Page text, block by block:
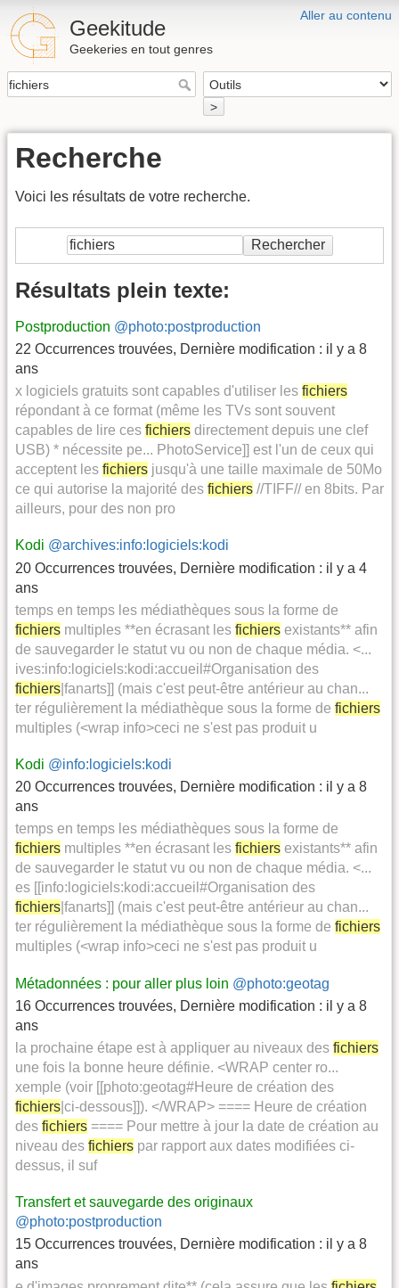
Aller au contenu
Geekitude
Geekeries en tout genres
>
Recherche
Voici les résultats de votre recherche.
Rechercher
Résultats plein texte:
Postproduction @photo:postproduction
22 Occurrences trouvées, Dernière modification : il y a 8
ans
x logiciels gratuits sont capables d'utiliser les fichiers
répondant à ce format (même les TVs sont souvent
capables de lire ces fichiers directement depuis une clef
USB) * nécessite pe... PhotoService]] est l'un de ceux qui
acceptent les fichiers jusqu'à une taille maximale de 50Mo
ce qui autorise la majorité des fichiers //TIFF// en 8bits. Par
ailleurs, pour des non pro
Kodi @archives:info:logiciels:kodi
20 Occurrences trouvées, Dernière modification : il y a 4
ans
temps en temps les médiathèques sous la forme de
fichiers multiples **en écrasant les fichiers existants** afin
de sauvegarder le statut vu ou non de chaque média. <...
ives:info:logiciels:kodi:accueil#Organisation des
fichiers |fanarts]] (mais c'est peut-être antérieur au chan...
ter régulièrement la médiathèque sous la forme de fichiers
multiples (<wrap info>ceci ne s'est pas produit u
Kodi @info:logiciels:kodi
20 Occurrences trouvées, Dernière modification : il y a 8
ans
temps en temps les médiathèques sous la forme de
fichiers multiples **en écrasant les fichiers existants** afin
de sauvegarder le statut vu ou non de chaque média. <...
es [[info:logiciels:kodi:accueil#Organisation des
fichiers |fanarts]] (mais c'est peut-être antérieur au chan...
ter régulièrement la médiathèque sous la forme de fichiers
multiples (<wrap info>ceci ne s'est pas produit u
Métadonnées : pour aller plus loin @photo:geotag
16 Occurrences trouvées, Dernière modification : il y a 8
ans
la prochaine étape est à appliquer au niveaux des fichiers
une fois la bonne heure définie. <WRAP center ro...
xemple (voir [[photo:geotag#Heure de création des
fichiers |ci-dessous]]). </WRAP> ==== Heure de création
des fichiers ==== Pour mettre à jour la date de création au
niveau des fichiers par rapport aux dates modifiées ci-
dessus, il suf
Transfert et sauvegarde des originaux
@photo:postproduction
15 Occurrences trouvées, Dernière modification : il y a 8
ans